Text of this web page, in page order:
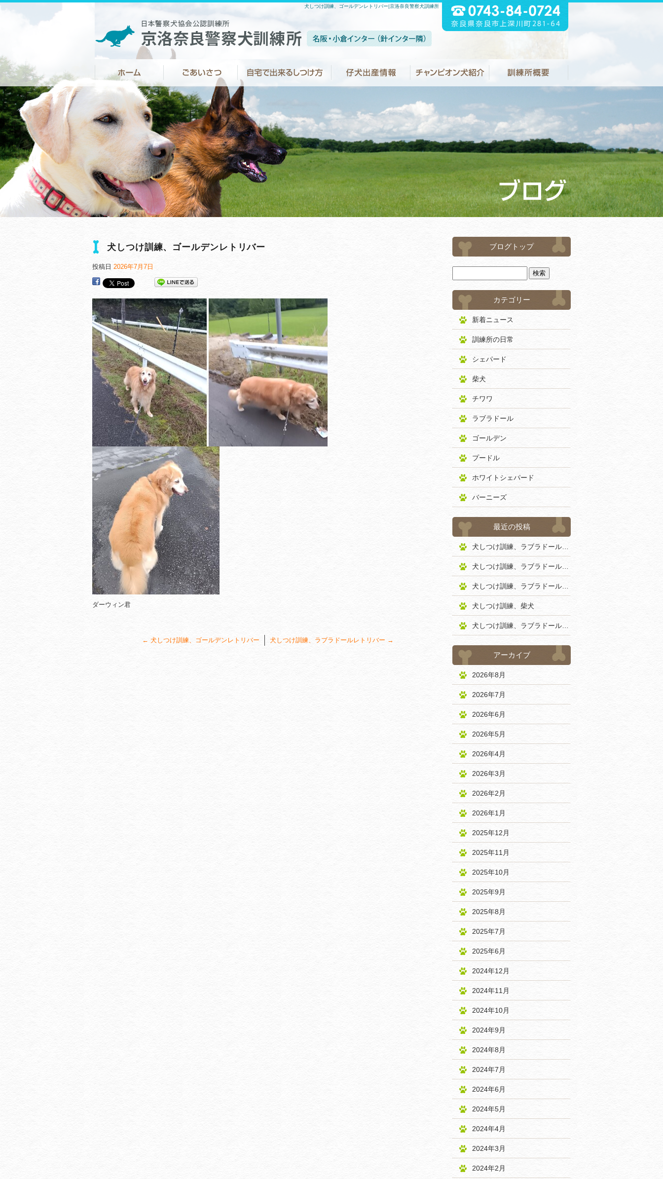
犬しつけ訓練、ゴールデンレトリバー|京洛奈良警察犬訓練所
犬しつけ訓練、ゴールデンレトリバー
投稿日 2026年7月7日
ダーウィン君
← 犬しつけ訓練、ゴールデンレトリバー 犬しつけ訓練、ラブラドールレトリバー →
ブログトップ
カテゴリー
新着ニュース
訓練所の日常
シェパード
柴犬
チワワ
ラブラドール
ゴールデン
プードル
ホワイトシェパード
バーニーズ
最近の投稿
犬しつけ訓練、柴犬
アーカイブ
2026年8月
2026年7月
2026年6月
2026年5月
2026年4月
2026年3月
2026年2月
2026年1月
2025年12月
2025年11月
2025年10月
2025年9月
2025年8月
2025年7月
2025年6月
2024年12月
2024年11月
2024年10月
2024年9月
2024年8月
2024年7月
2024年6月
2024年5月
2024年4月
2024年3月
2024年2月